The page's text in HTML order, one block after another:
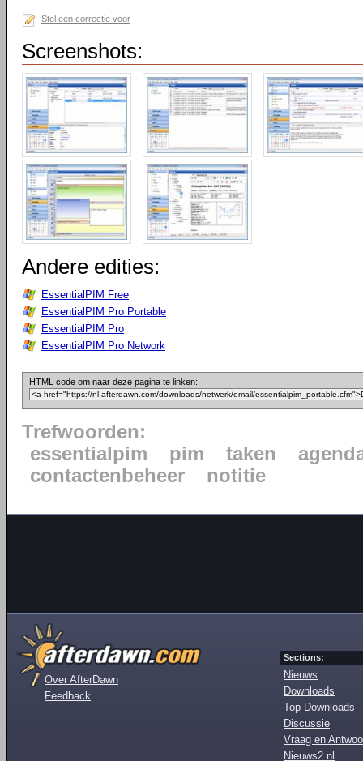
Stel een correctie voor
Screenshots:
Andere edities:
EssentialPIM Free
EssentialPIM Pro Portable
EssentialPIM Pro
EssentialPIM Pro Network
HTML code om naar deze pagina te linken:
Trefwoorden:
essentialpim
pim taken
contactenbeheer
notitie
Over AfterDawn
Feedback
Sections:
Nieuws
Downloads
Top Downloads
Discussie
Vraag en
Nieuws2.nl